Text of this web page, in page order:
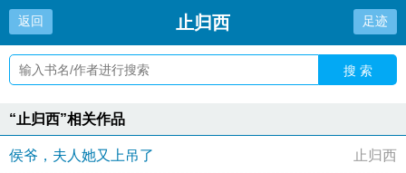
返回 止归西 足迹
搜 索
“止归西”相关作品
侯爷，夫人她又上吊了 止归西